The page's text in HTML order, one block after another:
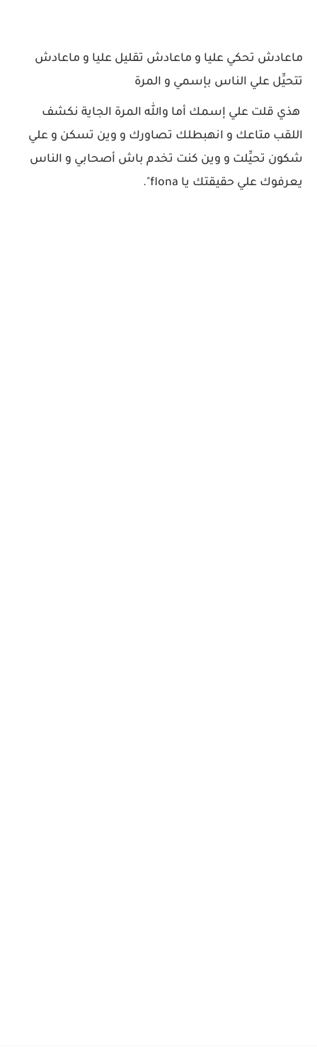
ماعادش تحكي عليا و ماعادش تقليل عليا و ماعادش
تتحيِّل علي الناس بإسمي و المرة
هذي قلت علي إسمك أما والله المرة الجاية نكشف
اللقب متاعك و انهبطلك تصاورك و وين تسكن و علي
شكون تحيِّلت و وين كنت تخدم باش أصحابي و الناس
يعرفوك علي حقيقتك يا flona".